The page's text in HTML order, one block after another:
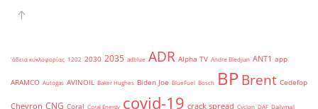
'άδεια κυκλοφορίας 1202 2030 2035 adblue ADR Alpha TV Andre Bledjian ANT1 app
ARAMCO Autogas AVINOIL Baker Hughes Biden Joe BlueFuel Bosch BPBrent Cedefop
Chevron CNG Coral Coral Energy covid-19 crack spread Cyclon DAF Dailymail